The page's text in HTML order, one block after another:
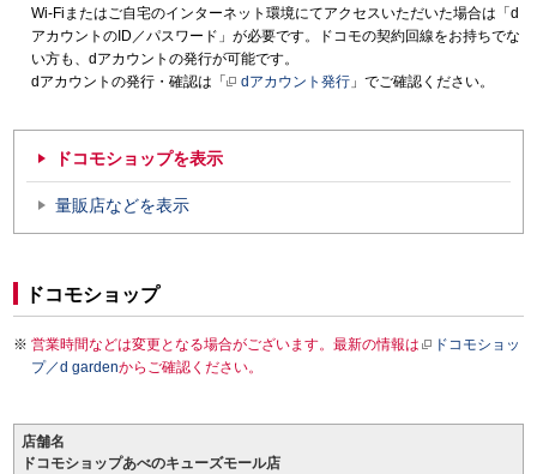
Wi-Fiまたはご自宅のインターネット環境にてアクセスいただいた場合は「d
アカウントのID／パスワード」が必要です。ドコモの契約回線をお持ちでな
い方も、dアカウントの発行が可能です。
dアカウントの発行・確認は「
dアカウント発行 」でご確認ください。
ドコモショップを表示
量販店などを表示
ドコモショップ
営業時間などは変更となる場合がございます。最新の情報は
ドコモショッ
プ／d gardenからご確認ください。
店舗名
ドコモショップあべのキューズモール店